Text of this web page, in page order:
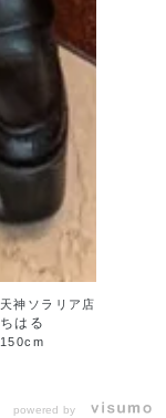
天神ソラリア店
ちはる
150cm
powered by